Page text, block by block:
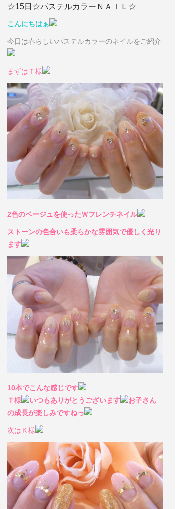
☆15日☆パステルカラーＮＡＩＬ☆
こんにちはぁ
今日は春らしいパステルカラーのネイルをご紹介
まずはＴ様
2色のベージュを使ったＷフレンチネイル
ストーンの色合いも柔らかな雰囲気で優しく光り
ます
10本でこんな感じです
Ｔ様
いつもありがとうございます
お子さん
の成長が楽しみですねっ
次はＫ様